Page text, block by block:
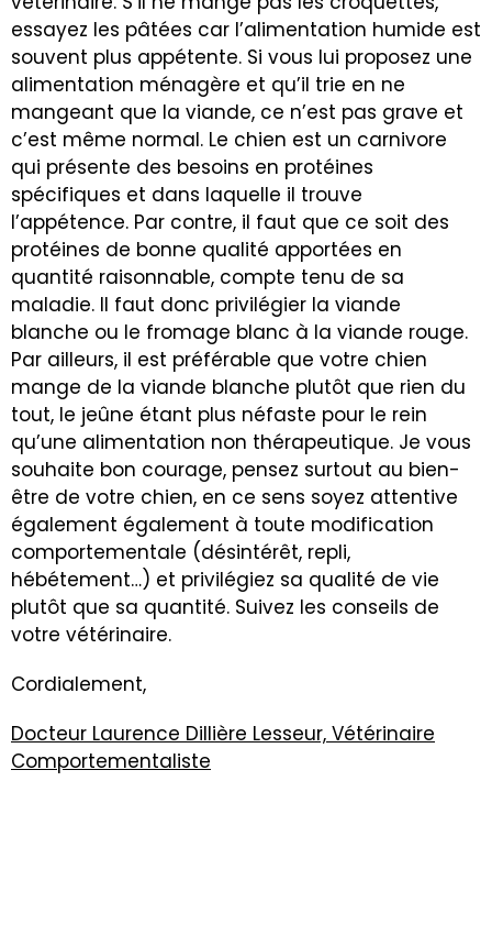
essayez les pâtées car l’alimentation humide est
souvent plus appétente. Si vous lui proposez une
alimentation ménagère et qu’il trie en ne
mangeant que la viande, ce n’est pas grave et
c’est même normal. Le chien est un carnivore
qui présente des besoins en protéines
spécifiques et dans laquelle il trouve
l’appétence. Par contre, il faut que ce soit des
protéines de bonne qualité apportées en
quantité raisonnable, compte tenu de sa
maladie. Il faut donc privilégier la viande
blanche ou le fromage blanc à la viande rouge.
Par ailleurs, il est préférable que votre chien
mange de la viande blanche plutôt que rien du
tout, le jeûne étant plus néfaste pour le rein
qu’une alimentation non thérapeutique. Je vous
souhaite bon courage, pensez surtout au bien-
être de votre chien, en ce sens soyez attentive
également également à toute modification
comportementale (désintérêt, repli,
hébétement…) et privilégiez sa qualité de vie
plutôt que sa quantité. Suivez les conseils de
votre vétérinaire.
Cordialement,
Docteur Laurence Dillière Lesseur, Vétérinaire
Comportementaliste